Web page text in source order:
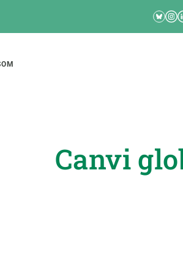
Bluesky
Canvi
Demana la
Demana